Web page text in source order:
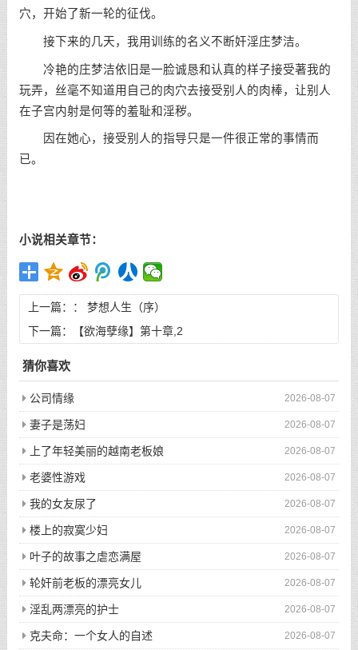
穴，开始了新一轮的征伐。
接下来的几天，我用训练的名义不断奸淫庄梦洁。
冷艳的庄梦洁依旧是一脸诚恳和认真的样子接受著我的
玩弄，丝毫不知道用自己的肉穴去接受别人的肉棒，让别人
在子宫内射是何等的羞耻和淫秽。
因在她心，接受别人的指导只是一件很正常的事情而
已。
小说相关章节：
上一篇：： 梦想人生（序）
下一篇：
【欲海孽缘】第十章,2
猜你喜欢
2026-08-07
公司情缘
2026-08-07
妻子是荡妇
2026-08-07
上了年轻美丽的越南老板娘
2026-08-07
老婆性游戏
2026-08-07
我的女友尿了
2026-08-07
楼上的寂寞少妇
2026-08-07
叶子的故事之虐恋满屋
2026-08-07
轮奸前老板的漂亮女儿
2026-08-07
淫乱两漂亮的护士
2026-08-07
克夫命：一个女人的自述